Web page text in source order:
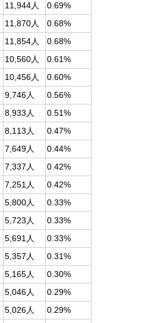
11,944人
0.69%
11,870人
0.68%
11,854人
0.68%
10,560人
0.61%
10,456人
0.60%
9,746人
0.56%
8,933人
0.51%
8,113人
0.47%
7,649人
0.44%
7,337人
0.42%
7,251人
0.42%
5,800人
0.33%
5,723人
0.33%
5,691人
0.33%
5,357人
0.31%
5,165人
0.30%
5,046人
0.29%
5,026人
0.29%